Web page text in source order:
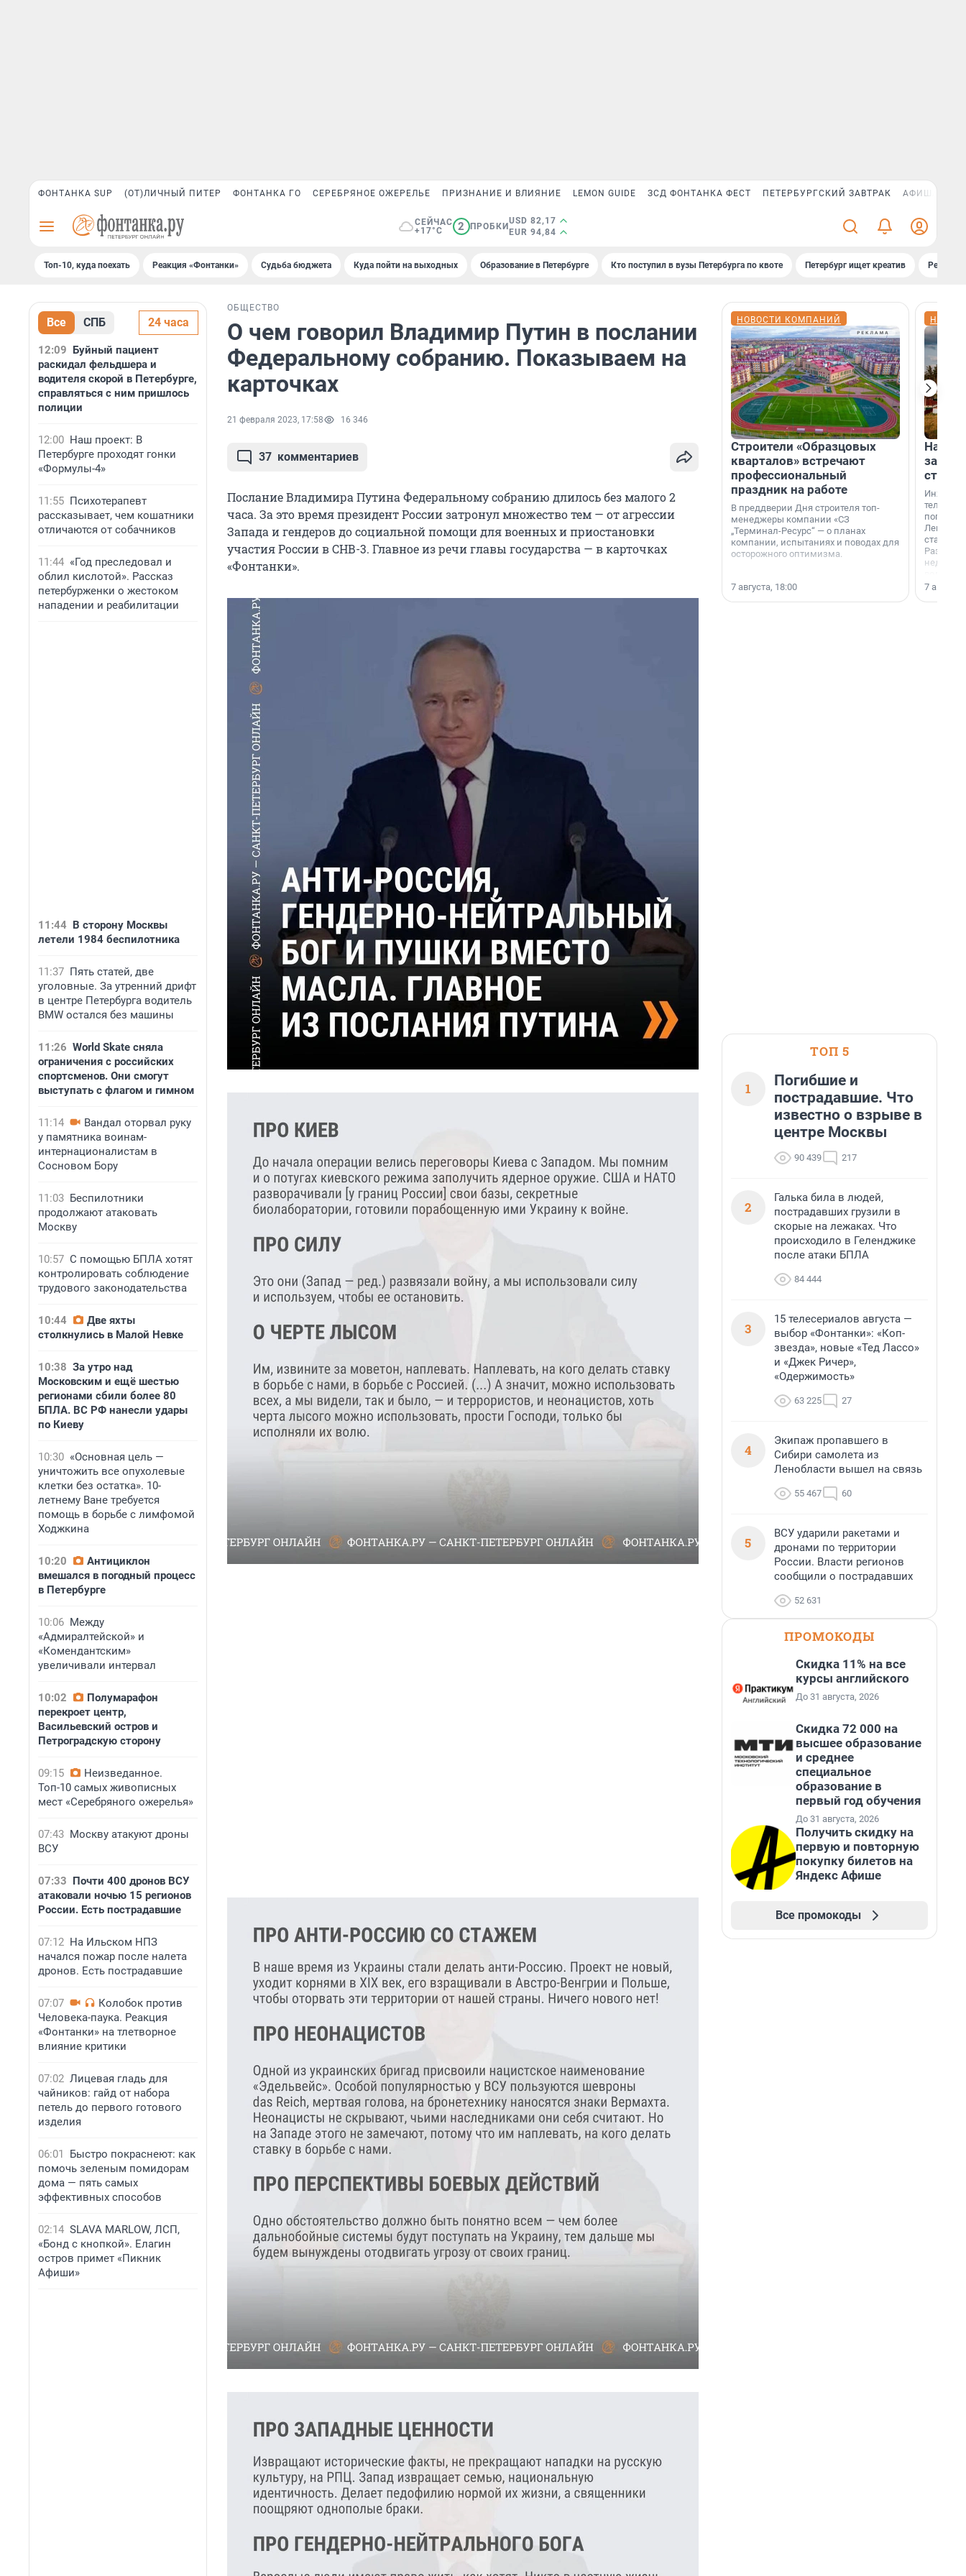
ФОНТАНКА SUP (ОТ)ЛИЧНЫЙ ПИТЕР ФОНТАНКА ГО СЕРЕБРЯНОЕ ОЖЕРЕЛЬЕ ПРИЗНАНИЕ И ВЛИЯНИЕ LEMON GUIDE ЗСД ФОНТАНКА ФЕСТ ПЕТЕРБУРГСКИЙ ЗАВТРАК АФИША PLUS
СЕЙЧАС
+17°C
2 ПРОБКИ
USD 82,17
EUR 94,84
Топ-10, куда поехать Реакция «Фонтанки» Судьба бюджета Куда пойти на выходных Образование в Петербурге Кто поступил в вузы Петербурга по квоте Петербург ищет креатив
Все СПБ 24 часа
12:09 Буйный пациент
раскидал фельдшера и
водителя скорой в Петербурге,
справляться с ним пришлось
полиции
12:00 Наш проект: В
Петербурге проходят гонки
«Формулы-4»
11:55 Психотерапевт
рассказывает, чем кошатники
отличаются от собачников
11:44 «Год преследовал и
облил кислотой». Рассказ
петербурженки о жестоком
нападении и реабилитации
11:44 В сторону Москвы
летели 1984 беспилотника
11:37 Пять статей, две
уголовные. За утренний дрифт
в центре Петербурга водитель
BMW остался без машины
11:26 World Skate сняла
ограничения с российских
спортсменов. Они смогут
выступать с флагом и гимном
11:14
Вандал оторвал руку
у памятника воинам-
интернационалистам в
Сосновом Бору
11:03 Беспилотники
продолжают атаковать
Москву
10:57 С помощью БПЛА хотят
контролировать соблюдение
трудового законодательства
10:44
Две яхты
столкнулись в Малой Невке
10:38 За утро над
Московским и ещё шестью
регионами сбили более 80
БПЛА. ВС РФ нанесли удары
по Киеву
10:30 «Основная цель —
уничтожить все опухолевые
клетки без остатка». 10-
летнему Ване требуется
помощь в борьбе с лимфомой
Ходжкина
10:20
Антициклон
вмешался в погодный процесс
в Петербурге
10:06 Между
«Адмиралтейской» и
«Комендантским»
увеличивали интервал
10:02
Полумарафон
перекроет центр,
Васильевский остров и
Петроградскую сторону
09:15
Неизведанное.
Топ-10 самых живописных
мест «Серебряного ожерелья»
07:43 Москву атакуют дроны
ВСУ
07:33 Почти 400 дронов ВСУ
атаковали ночью 15 регионов
России. Есть пострадавшие
07:12 На Ильском НПЗ
начался пожар после налета
дронов. Есть пострадавшие
07:07
Колобок против
Человека-паука. Реакция
«Фонтанки» на тлетворное
влияние критики
07:02 Лицевая гладь для
чайников: гайд от набора
петель до первого готового
изделия
06:01
Быстро покраснеют: как
помочь зеленым помидорам
дома — пять самых
эффективных способов
02:14 SLAVA MARLOW, ЛСП,
«Бонд с кнопкой». Елагин
остров примет «Пикник
Афиши»
ОБЩЕСТВО
О чем говорил Владимир Путин в послании
Федеральному собранию. Показываем на
карточках
21 февраля 2023, 17:58 16 346
37 комментариев
Послание Владимира Путина Федеральному собранию длилось без малого 2
часа. За это время президент России затронул множество тем — от агрессии
Запада и гендеров до социальной помощи для военных и приостановки
участия России в СНВ-3. Главное из речи главы государства — в карточках
«Фонтанки».
НОВОСТИ КОМПАНИЙ
Строители «Образцовых
кварталов» встречают
профессиональный
праздник на работе
В преддверии Дня строителя топ-
менеджеры компании «СЗ
„Терминал-Ресурс“ — о планах
компании, испытаниях и поводах для
осторожного оптимизма.
7 августа, 18:00
На
станции
7
ТОП 5
1
Погибшие и
пострадавшие. Что
известно о взрыве в
центре Москвы
90 439 217
2
Галька била в людей,
пострадавших грузили в
скорые на лежаках. Что
происходило в Геленджике
после атаки БПЛА
84 444
3
15 телесериалов августа —
выбор «Фонтанки»: «Коп-
звезда», новые «Тед Лассо»
и «Джек Ричер»,
«Одержимость»
63 225 27
4
Экипаж пропавшего в
Сибири самолета из
Ленобласти вышел на связь
55 467 60
5
ВСУ ударили ракетами и
дронами по территории
России. Власти регионов
сообщили о пострадавших
52 631
ПРОМОКОДЫ
Скидка 11% на все
курсы английского
До 31 августа, 2026
Скидка 72 000 на
высшее образование
и среднее
специальное
образование в
первый год обучения
До 31 августа, 2026
Получить скидку на
первую и повторную
покупку билетов на
Яндекс Афише
Все промокоды